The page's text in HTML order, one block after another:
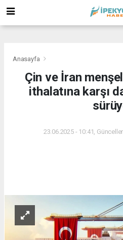
Anasayfa
Çin ve İran
ithalatına karşı
23.06.2025 - 10:41,